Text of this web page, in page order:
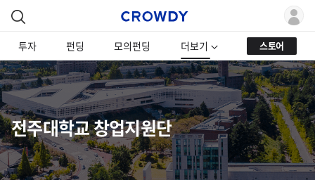
투자 펀딩 모의펀딩 더보기 스토어
전주대학교 창업지원단